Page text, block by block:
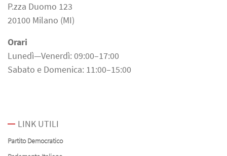
P.zza Duomo 123
20100 Milano (MI)
Orari
Lunedì—Venerdì: 09:00–17:00
Sabato e Domenica: 11:00–15:00
LINK UTILI
Partito Democratico